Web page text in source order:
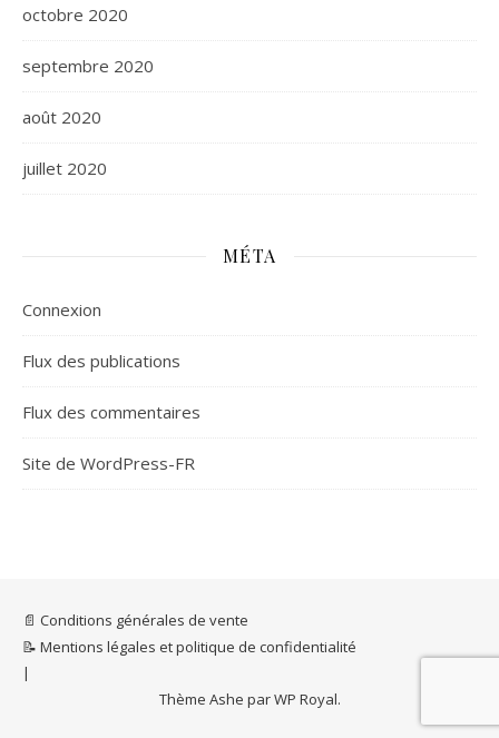
octobre 2020
septembre 2020
août 2020
juillet 2020
MÉTA
Connexion
Flux des publications
Flux des commentaires
Site de WordPress-FR
📄 Conditions générales de vente
📝 Mentions légales et politique de confidentialité
Thème Ashe parWP Royal.